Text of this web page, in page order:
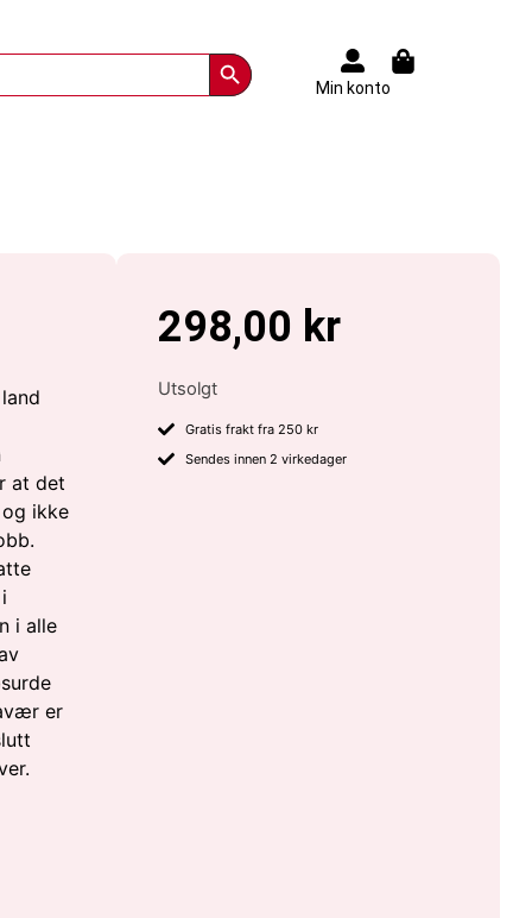
Search Button
Min konto
at det
ikke
i alle
er
298,00 kr
Utsolgt
Gratis frakt fra 250 kr
Sendes innen 2 virkedager